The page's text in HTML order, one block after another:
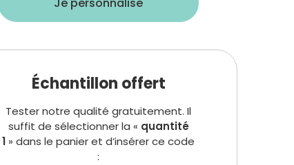
Échantillon offert
Tester notre qualité gratuitement. Il
suffit de sélectionner la « quantité
1 » dans le panier et d’insérer ce code
: